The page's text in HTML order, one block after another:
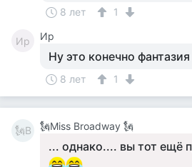
8 лет 1
Ир Ир
Ну это конечно
8 лет 1
🗽B 🗽Miss Broadway 🗽
... однако.... вы тот ещё